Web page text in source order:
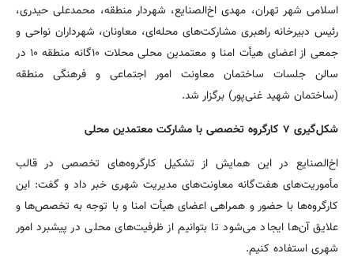
اسلامی شهر تهران، مهدی اخ‌الصنایع، شهردار منطقه، محمدعلی حیدری،
رئیس دبیرخانه راهبری مشارکت‌های محله‌ای، معاونان، شهرداران نواحی و
جمعی از اعضای هیأت امنا و معتمدین محلی محلات ۱۰گانه منطقه ۱۰ در
سالن جلسات ساختمان معاونت امور اجتماعی و فرهنگی منطقه
(ساختمان شهید غنی‌پور) برگزار شد.
شکل‌گیری ۷ کارگروه تخصصی با مشارکت معتمدین محلی
اخ‌الصنایع در این همایش از تشکیل کارگروه‌های تخصصی در قالب
مأموریت‌های هفت‌گانه معاونت‌های مدیریت شهری خبر داد و گفت: این
کارگروه‌ها با حضور و همراهی اعضای هیأت امنا و با توجه به تخصص‌ها و
علایق آن‌ها ایجاد می‌شود تا بتوانیم از ظرفیت‌های محلی در پیشبرد امور
شهری استفاده کنیم.